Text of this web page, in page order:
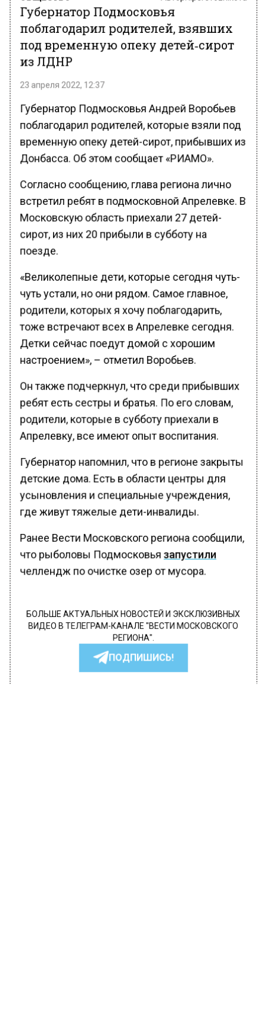
Губернатор Подмосковья
поблагодарил родителей, взявших
под временную опеку детей‑сирот
из ЛДНР
23 апреля 2022, 12:37
Губернатор Подмосковья Андрей Воробьев
поблагодарил родителей, которые взяли под
временную опеку детей-сирот, прибывших из
Донбасса. Об этом сообщает «РИАМО».
Согласно сообщению, глава региона лично
встретил ребят в подмосковной Апрелевке. В
Московскую область приехали 27 детей-
сирот, из них 20 прибыли в субботу на
поезде.
«Великолепные дети, которые сегодня чуть-
чуть устали, но они рядом. Самое главное,
родители, которых я хочу поблагодарить,
тоже встречают всех в Апрелевке сегодня.
Детки сейчас поедут домой с хорошим
настроением», – отметил Воробьев.
Он также подчеркнул, что среди прибывших
ребят есть сестры и братья. По его словам,
родители, которые в субботу приехали в
Апрелевку, все имеют опыт воспитания.
Губернатор напомнил, что в регионе закрыты
детские дома. Есть в области центры для
усыновления и специальные учреждения,
где живут тяжелые дети-инвалиды.
Ранее Вести Московского региона сообщили,
что рыболовы Подмосковья запустили
челлендж по очистке озер от мусора.
БОЛЬШЕ АКТУАЛЬНЫХ НОВОСТЕЙ И ЭКСКЛЮЗИВНЫХ
ВИДЕО В ТЕЛЕГРАМ-КАНАЛЕ "ВЕСТИ МОСКОВСКОГО
РЕГИОНА".
ПОДПИШИСЬ!